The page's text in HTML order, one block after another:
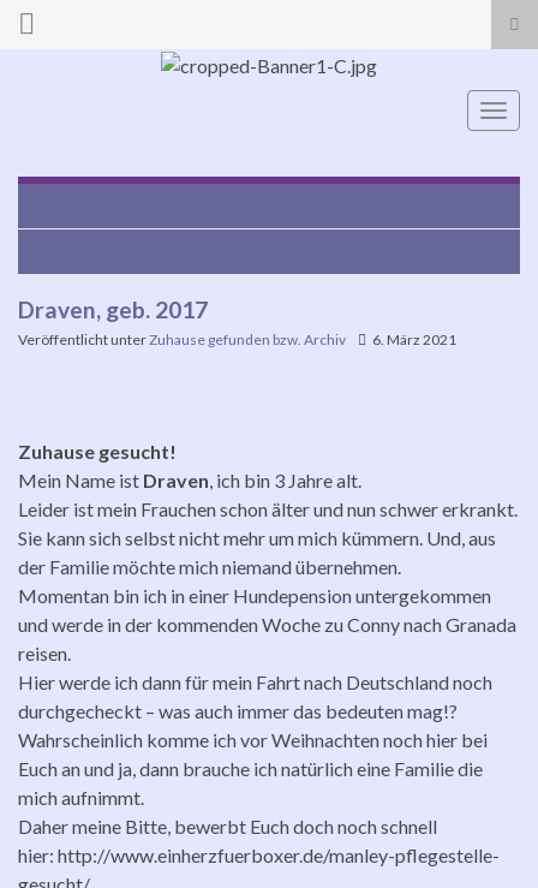
Search for:
Draven, geb. 2017
Veröffentlicht unterZuhause gefunden bzw. Archiv 6. März 2021
Zuhause gesucht!
Mein Name ist Draven, ich bin 3 Jahre alt.
Leider ist mein Frauchen schon älter und nun schwer erkrankt.
Sie kann sich selbst nicht mehr um mich kümmern. Und, aus
der Familie möchte mich niemand übernehmen.
Momentan bin ich in einer Hundepension untergekommen
und werde in der kommenden Woche zu Conny nach Granada
reisen.
Hier werde ich dann für mein Fahrt nach Deutschland noch
durchgecheckt – was auch immer das bedeuten mag!?
Wahrscheinlich komme ich vor Weihnachten noch hier bei
Euch an und ja, dann brauche ich natürlich eine Familie die
mich aufnimmt.
Daher meine Bitte, bewerbt Euch doch noch schnell
hier: http://www.einherzfuerboxer.de/manley-pflegestelle-